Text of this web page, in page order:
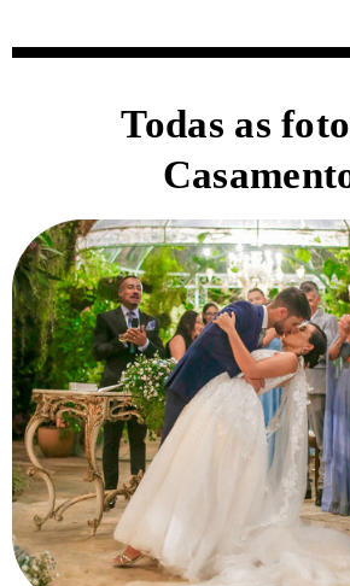
Todas as